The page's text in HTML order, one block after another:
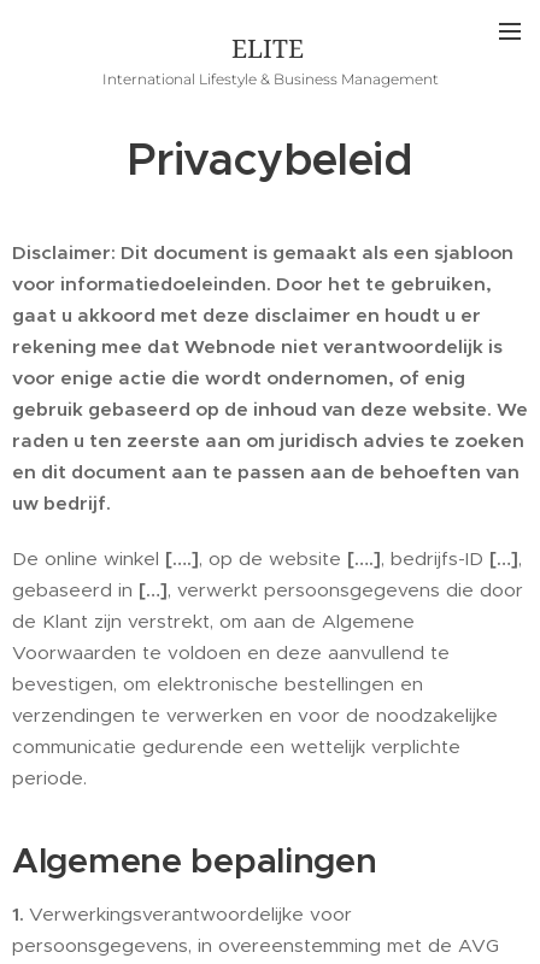
ELITE
International Lifestyle & Business Management
Privacybeleid
Disclaimer: Dit document is gemaakt als een sjabloon
voor informatiedoeleinden. Door het te gebruiken,
gaat u akkoord met deze disclaimer en houdt u er
rekening mee dat Webnode niet verantwoordelijk is
voor enige actie die wordt ondernomen, of enig
gebruik gebaseerd op de inhoud van deze website. We
raden u ten zeerste aan om juridisch advies te zoeken
en dit document aan te passen aan de behoeften van
uw bedrijf.
De online winkel [….], op de website [….], bedrijfs-ID […],
gebaseerd in […], verwerkt persoonsgegevens die door
de Klant zijn verstrekt, om aan de Algemene
Voorwaarden te voldoen en deze aanvullend te
bevestigen, om elektronische bestellingen en
verzendingen te verwerken en voor de noodzakelijke
communicatie gedurende een wettelijk verplichte
periode.
Algemene bepalingen
1. Verwerkingsverantwoordelijke voor
persoonsgegevens, in overeenstemming met de AVG